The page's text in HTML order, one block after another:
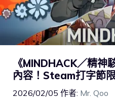
《MINDHACK／精神
內容！Steam打字節
2026/02/05 作者: Mr. Qoo